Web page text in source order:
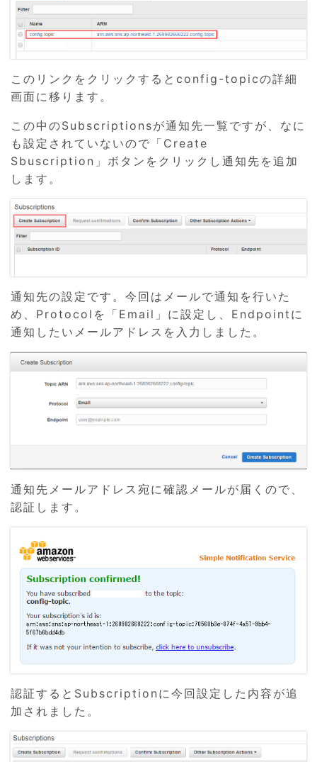
このリンクをクリックするとconfig-topicの詳細
画面に移ります。
この中のSubscriptionsが通知先一覧ですが、なに
も設定されていないので「Create
Sbuscription」ボタンをクリックし通知先を追加
します。
通知先の設定です。今回はメールで通知を行いた
め、Protocolを「Email」に設定し、Endpointに
通知したいメールアドレスを入力しました。
通知先メールアドレス宛に確認メールが届くので、
認証します。
認証するとSubscriptionに今回設定した内容が追
加されました。